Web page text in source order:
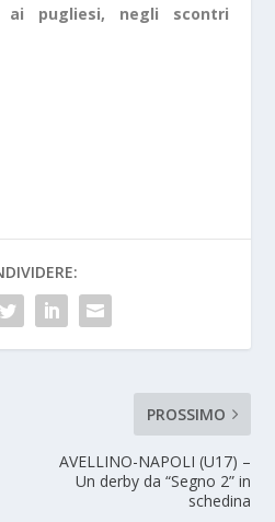
ai pugliesi, negli scontri
PROSSIMO
AVELLINO-NAPOLI (U17) –
Un derby da “Segno 2” in
schedina